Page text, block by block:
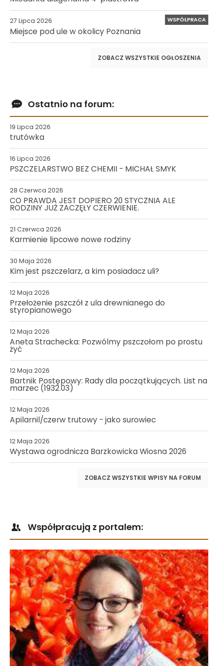
27 Lipca 2026 WSPÓŁPRACA
Miejsce pod ule w okolicy Poznania
ZOBACZ WSZYSTKIE OGŁOSZENIA
Ostatnio na forum:
19 Lipca 2026
trutówka
16 Lipca 2026
PSZCZELARSTWO BEZ CHEMII - MICHAŁ SMYK
28 Czerwca 2026
CO PRAWDA JEST DOPIERO 20 STYCZNIA ALE
RODZINY JUŻ ZACZĘŁY CZERWIENIE.
21 Czerwca 2026
Karmienie lipcowe nowe rodziny
30 Maja 2026
Kim jest pszczelarz, a kim posiadacz uli?
12 Maja 2026
Przełożenie pszczół z ula drewnianego do
styropianowego
12 Maja 2026
Aneta Strachecka: Pozwólmy pszczołom po prostu
żyć
12 Maja 2026
Bartnik Postępowy: Rady dla początkujących. List na
marzec (1932.03)
12 Maja 2026
Apilarnil/czerw trutowy - jako surowiec
12 Maja 2026
Wystawa ogrodnicza Barzkowicka Wiosna 2026
ZOBACZ WSZYSTKIE WPISY NA FORUM
Współpracują z portalem: